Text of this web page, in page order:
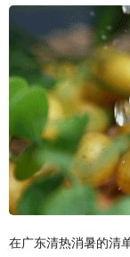
在广东清热消暑的清